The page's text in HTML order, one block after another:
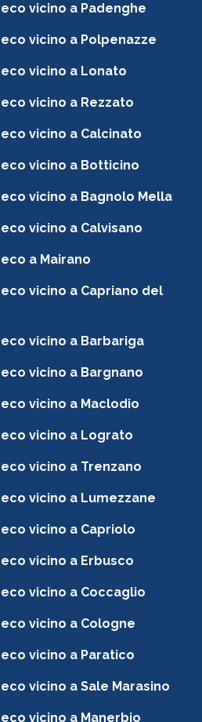
vicino a Padenghe
vicino a Polpenazze
vicino a Lonato
vicino a Rezzato
vicino a Calcinato
vicino a Botticino
vicino a Bagnolo Mella
vicino a Calvisano
a Mairano
vicino a Capriano del
vicino a Barbariga
vicino a Bargnano
vicino a Maclodio
vicino a Lograto
vicino a Trenzano
vicino a Lumezzane
vicino a Capriolo
vicino a Erbusco
vicino a Coccaglio
vicino a Cologne
vicino a Paratico
vicino a Sale Marasino
vicino a Manerbio